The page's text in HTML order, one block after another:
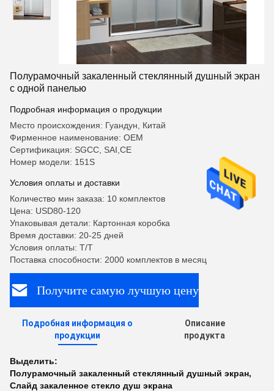
Полурамочный закаленный стеклянный душный экран
с одной панелью
Подробная информация о продукции
Место происхождения: Гуандун, Китай
Фирменное наименование: OEM
Сертификация: SGCC, SAI,CE
Номер модели: 151S
Условия оплаты и доставки
Количество мин заказа: 10 комплектов
Цена: USD80-120
Упаковывая детали: Картонная коробка
Время доставки: 20-25 дней
Условия оплаты: T/T
Поставка способности: 2000 комплектов в месяц
Получите самую лучшую цену
Подробная информация о
продукции
Описание
продукта
Выделить:
Полурамочный закаленный стеклянный душный экран,
Слайд закаленное стекло душ экрана